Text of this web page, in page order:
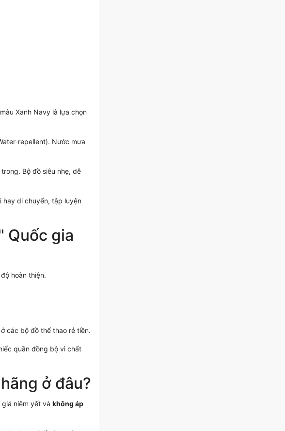
Xanh Navy là lựa chọn
repellent). Nước mưa
Bộ đồ siêu nhẹ, dễ
hay di chuyển, tập luyện
Quốc gia
hoàn thiện.
các bộ đồ thể thao rẻ tiền.
quần đồng bộ vì chất
ở đâu?
niêm yết và không áp